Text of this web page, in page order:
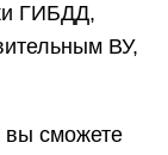
ГИБДД,
ВУ,
вы сможете